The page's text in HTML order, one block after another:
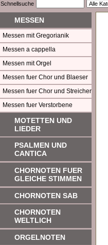
Schnellsuche
MESSEN
Messen mit Gregorianik
Messen a cappella
Messen mit Orgel
Messen fuer Chor und Blaeser
Messen fuer Chor und Streicher
Messen fuer Verstorbene
MOTETTEN UND
LIEDER
PSALMEN UND
CANTICA
CHORNOTEN FUER
GLEICHE STIMMEN
CHORNOTEN SAB
CHORNOTEN
WELTLICH
ORGELNOTEN